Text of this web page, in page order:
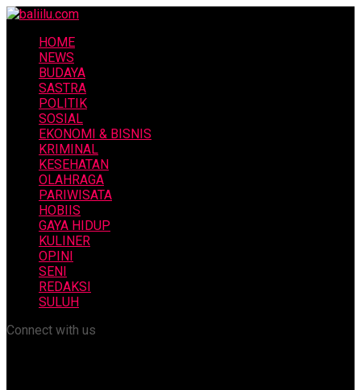
HOME
NEWS
BUDAYA
SASTRA
POLITIK
SOSIAL
EKONOMI & BISNIS
KRIMINAL
KESEHATAN
OLAHRAGA
PARIWISATA
HOBIIS
GAYA HIDUP
KULINER
OPINI
SENI
REDAKSI
SULUH
Connect with us